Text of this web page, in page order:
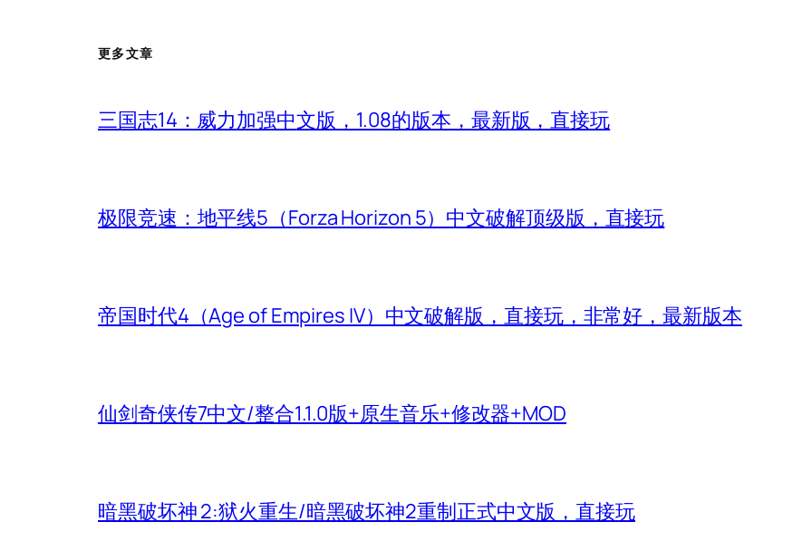
更多文章
三国志14：威力加强中文版，1.08的版本，最新版，直接玩
极限竞速：地平线5（Forza Horizon 5）中文破解顶级版，直接玩
帝国时代4（Age of Empires IV）中文破解版，直接玩，非常好，最新版本
仙剑奇侠传7中文/整合1.1.0版+原生音乐+修改器+MOD
暗黑破坏神 2:狱火重生/暗黑破坏神2重制正式中文版，直接玩